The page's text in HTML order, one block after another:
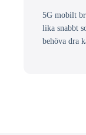
5G mobilt
lika snabbt
behöva dra